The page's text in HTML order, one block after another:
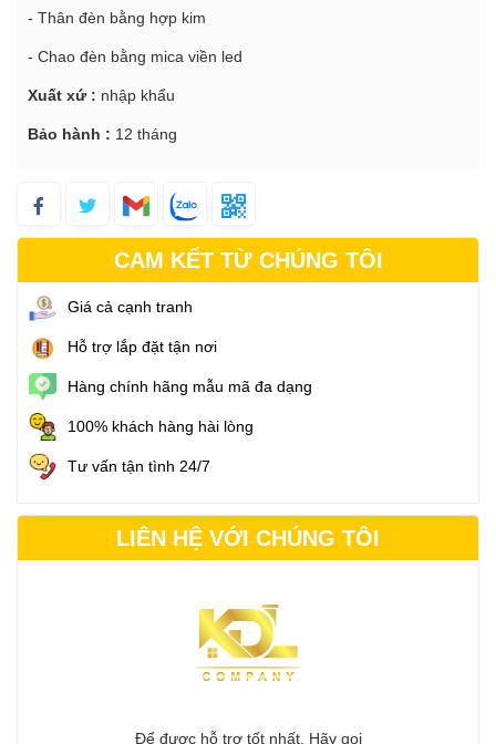
- Thân đèn bằng hợp kim
- Chao đèn bằng mica viền led
Xuất xứ : nhập khẩu
Bảo hành : 12 tháng
CAM KẾT TỪ CHÚNG TÔI
Giá cả cạnh tranh
Hỗ trợ lắp đặt tận nơi
Hàng chính hãng mẫu mã đa dạng
100% khách hàng hài lòng
Tư vấn tận tình 24/7
LIÊN HỆ VỚI CHÚNG TÔI
Để được hỗ trợ tốt nhất. Hãy gọi